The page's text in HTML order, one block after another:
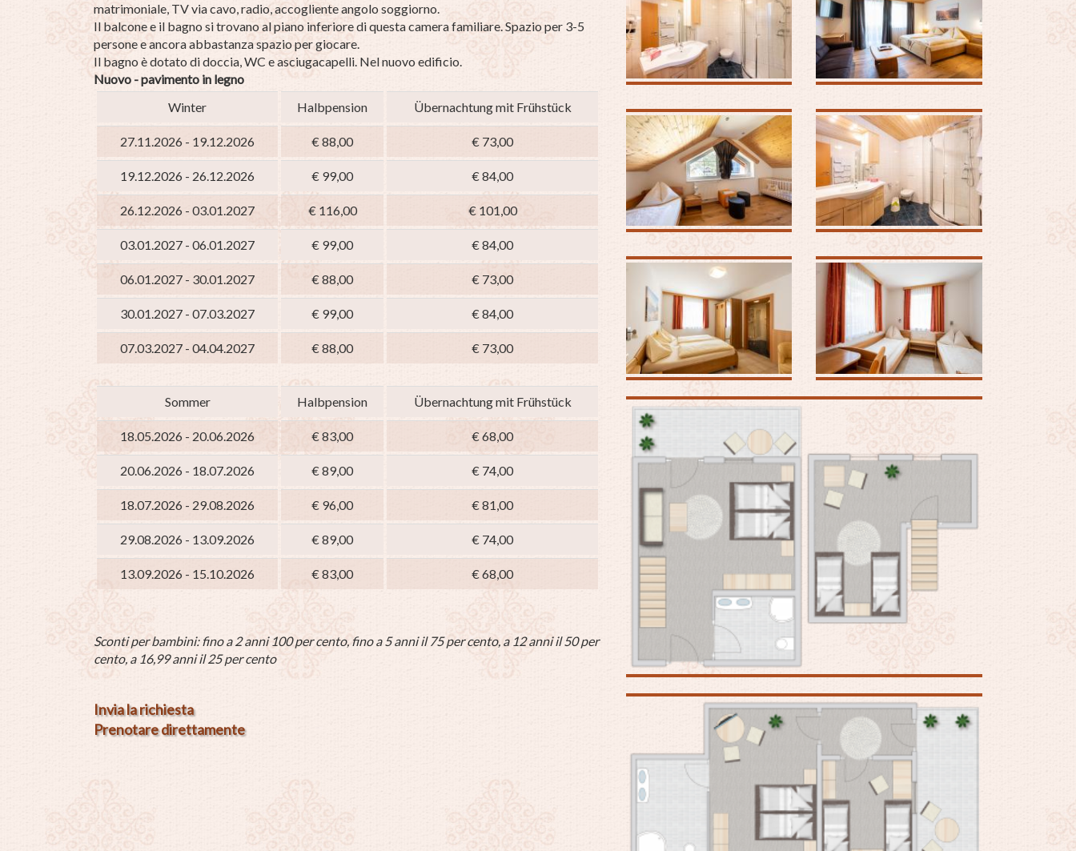
matrimoniale, TV via cavo, radio, accogliente angolo soggiorno.
Il balcone e il bagno si trovano al piano inferiore di questa camera familiare. Spazio per 3-5
persone e ancora abbastanza spazio per giocare.
Il bagno è dotato di doccia, WC e asciugacapelli. Nel nuovo edificio.
Nuovo - pavimento in legno
Winter
Halbpension Übernachtung mit Frühstück
27.11.2026 - 19.12.2026 € 88,00 € 73,00
19.12.2026 - 26.12.2026 € 99,00 € 84,00
26.12.2026 - 03.01.2027 € 116,00 € 101,00
03.01.2027 - 06.01.2027 € 99,00 € 84,00
06.01.2027 - 30.01.2027 € 88,00 € 73,00
30.01.2027 - 07.03.2027 € 99,00 € 84,00
07.03.2027 - 04.04.2027 € 88,00 € 73,00
Sommer Halbpension Übernachtung mit Frühstück
18.05.2026 - 20.06.2026 € 83,00 € 68,00
20.06.2026 - 18.07.2026 € 89,00 € 74,00
18.07.2026 - 29.08.2026 € 96,00 € 81,00
29.08.2026 - 13.09.2026 € 89,00 € 74,00
13.09.2026 - 15.10.2026 € 83,00 € 68,00
Sconti per bambini: fino a 2 anni 100 per cento, fino a 5 anni il 75 per cento, a 12 anni il 50 per
cento, a 16,99 anni il 25 per cento
Invia la richiesta
Prenotare direttamente